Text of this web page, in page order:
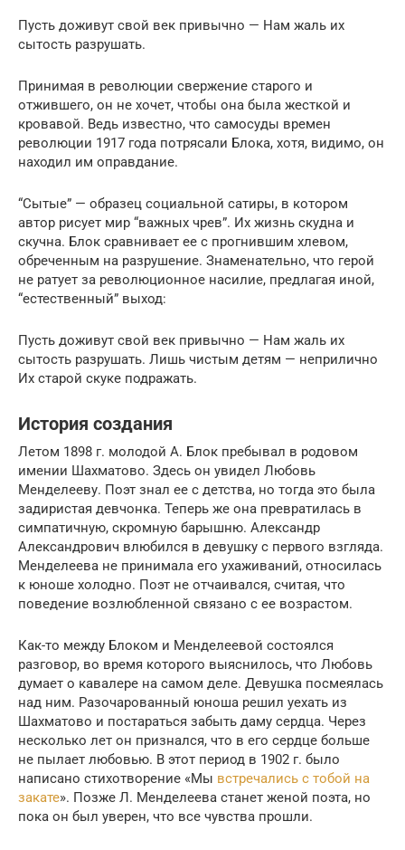
Пусть доживут свой век привычно — Нам жаль их
сытость разрушать.
Принимая в революции свержение старого и
отжившего, он не хочет, чтобы она была жесткой и
кровавой. Ведь известно, что самосуды времен
революции 1917 года потрясали Блока, хотя, видимо, он
находил им оправдание.
“Сытые” — образец социальной сатиры, в котором
автор рисует мир “важных чрев”. Их жизнь скудна и
скучна. Блок сравнивает ее с прогнившим хлевом,
обреченным на разрушение. Знаменательно, что герой
не ратует за революционное насилие, предлагая иной,
“естественный” выход:
Пусть доживут свой век привычно — Нам жаль их
сытость разрушать. Лишь чистым детям — неприлично
Их старой скуке подражать.
История создания
Летом 1898 г. молодой А. Блок пребывал в родовом
имении Шахматово. Здесь он увидел Любовь
Менделееву. Поэт знал ее с детства, но тогда это была
задиристая девчонка. Теперь же она превратилась в
симпатичную, скромную барышню. Александр
Александрович влюбился в девушку с первого взгляда.
Менделеева не принимала его ухаживаний, относилась
к юноше холодно. Поэт не отчаивался, считая, что
поведение возлюбленной связано с ее возрастом.
Как-то между Блоком и Менделеевой состоялся
разговор, во время которого выяснилось, что Любовь
думает о кавалере на самом деле. Девушка посмеялась
над ним. Разочарованный юноша решил уехать из
Шахматово и постараться забыть даму сердца. Через
несколько лет он признался, что в его сердце больше
не пылает любовью. В этот период в 1902 г. было
написано стихотворение «Мы встречались с тобой на
закате». Позже Л. Менделеева станет женой поэта, но
пока он был уверен, что все чувства прошли.